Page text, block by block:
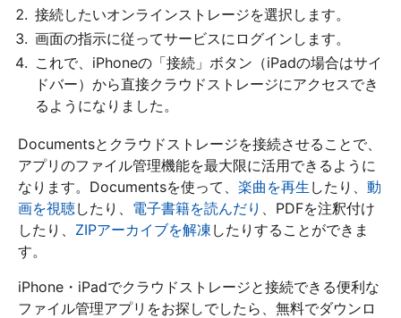
接続したいオンラインストレージを選択します。
画面の指示に従ってサービスにログインします。
これで、iPhoneの「接続」ボタン（iPadの場合はサイ
ドバー）から直接クラウドストレージにアクセスでき
るようになりました。
Documentsとクラウドストレージを接続させることで、
アプリのファイル管理機能を最大限に活用できるように
なります。Documentsを使って、 楽曲を再生 したり、 動
画を視聴したり、 電子書籍を読んだり
、PDFを注釈付け
したり、 ZIPアーカイブを解凍 したりすることができま
す。
iPhone・iPadでクラウドストレージと接続できる便利な
ファイル管理アプリをお探しでしたら、無料でダウンロ